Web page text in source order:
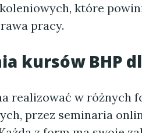
które
pracy.
kursów BHP
realizować w różnych
przez seminaria